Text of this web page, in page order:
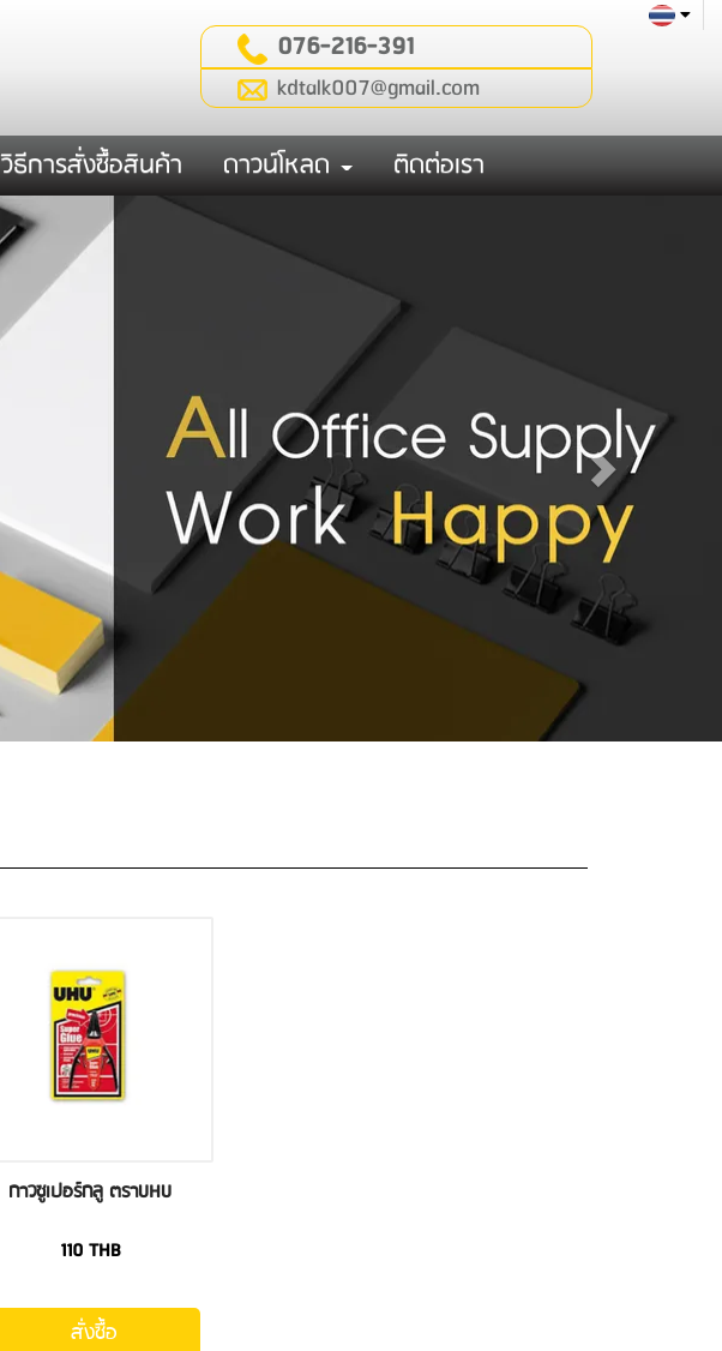
วิธีการสั่งซื้อสินค้า ดาวน์โหลด ติดต่อเรา
076-216-391
kdtalk007@gmail.com
กาวซูเปอร์กลู ตราUHU
110THB
สั่งซื้อ